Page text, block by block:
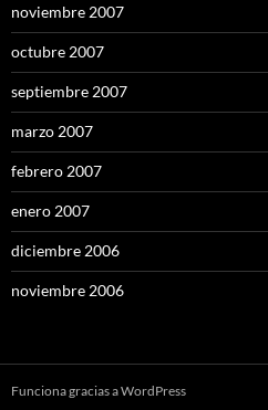
noviembre 2007
octubre 2007
septiembre 2007
marzo 2007
febrero 2007
enero 2007
diciembre 2006
noviembre 2006
Funciona gracias a WordPress